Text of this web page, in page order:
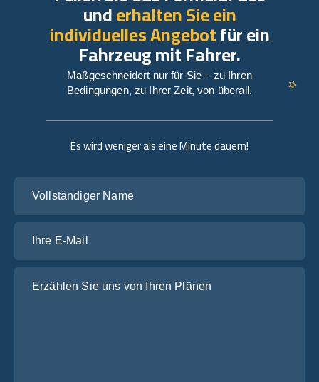
Es wird weniger als eine Minute dauern!
underhalten Sie ein
individuelles Angebotfür ein
Fahrzeug mit Fahrer.
Maßgeschneidert nur für Sie – zu Ihren
Bedingungen, zu Ihrer Zeit, von überall.